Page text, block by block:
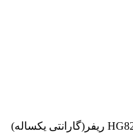
مودم فیبر نوری هوآوی مدل HG8245Q2 ریفر(گارانتی یکساله)